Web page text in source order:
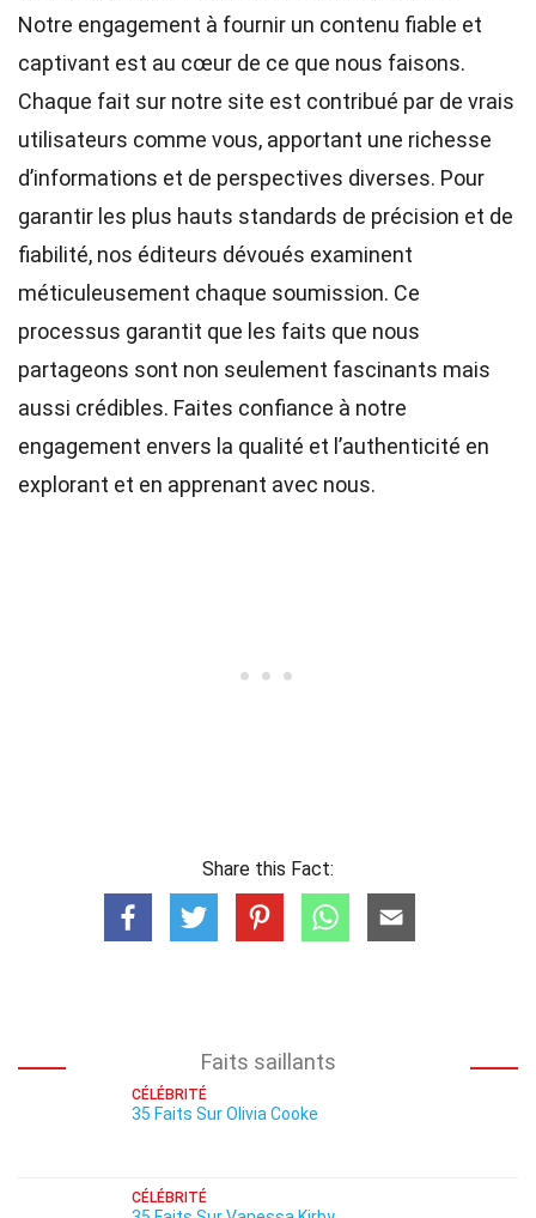
Notre engagement à fournir un contenu fiable et
captivant est au cœur de ce que nous faisons.
Chaque fait sur notre site est contribué par de vrais
utilisateurs comme vous, apportant une richesse
d’informations et de perspectives diverses. Pour
garantir les plus hauts standards de précision et de
fiabilité, nos éditeurs dévoués examinent
méticuleusement chaque soumission. Ce
processus garantit que les faits que nous
partageons sont non seulement fascinants mais
aussi crédibles. Faites confiance à notre
engagement envers la qualité et l’authenticité en
explorant et en apprenant avec nous.
Share this Fact:
Faits saillants
CÉLÉBRITÉ
35 Faits Sur Olivia Cooke
CÉLÉBRITÉ